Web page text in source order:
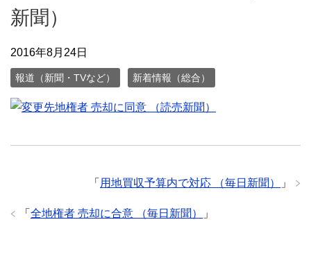
新聞）
2016年8月24日
報道（新聞・TVなど） 新着情報（総合）
「 用地買収予算内で対応 （毎日新聞） 」
「 全地権者 売却に合意 （毎日新聞） 」